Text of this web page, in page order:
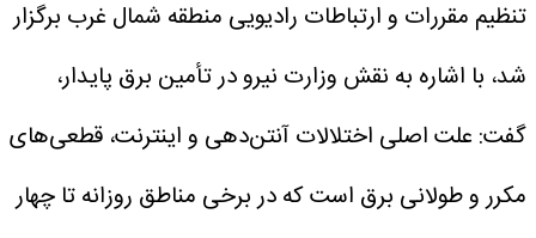
تنظیم مقررات و ارتباطات رادیویی منطقه شمال غرب برگزار
شد، با اشاره به نقش وزارت نیرو در تأمین برق پایدار،
گفت: علت اصلی اختلالات آنتن‌دهی و اینترنت، قطعی‌های
مکرر و طولانی برق است که در برخی مناطق روزانه تا چهار